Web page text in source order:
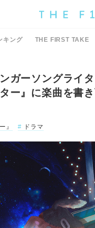
キング THE FIRST TAKE
ガーソングライ
ー』に楽曲を書
』 ドラマ